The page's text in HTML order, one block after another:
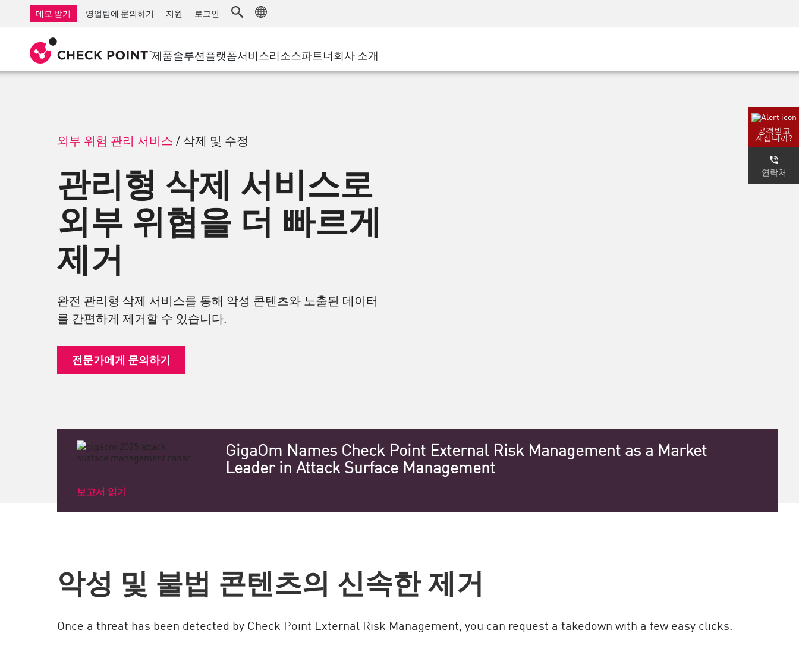
제품
중소기업을 위한 방화벽
산업용 방화벽
SD-WAN
원격 액세스 VPN
Agentic Network Security Orchestration
AI 기반 보안 관리
이메일 및 협업
모바일
엔드포인트
찾아보기
서비스형 소프트웨어(SaaS)
위협 인텔리전스
안전한 해결
ThreatCloud AI
Workforce AI Security
솔루션
AI Network Firewall
AI Runtime Protection
안티 랜섬웨어
IoT 보안 솔루션
보안 접근 서비스 에지(SASE)
Threat Hunting
통신사/서비스 제공업체
플랫폼서비스
탐지
응답
서비스형 관리 방화벽
지원 센터
전담 관리 서비스
리소스이벤트 및 웨비나
파트너Google Cloud Platform
회사 소개
데모 받기
영업팀에 문의하기 지원 로그인
외부 위험 관리 서비스 / 삭제 및 수정
관리형 삭제 서비스로
외부 위협을 더 빠르게
제거
완전 관리형 삭제 서비스를 통해 악성 콘텐츠와 노출된 데이터
를 간편하게 제거할 수 있습니다.
전문가에게 문의하기
GigaOm Names Check Point External Risk Management as a Market
Leader in Attack Surface Management
보고서 읽기
악성 및 불법 콘텐츠의 신속한 제거
Once a threat has been detected by Check Point External Risk Management, you can request a takedown with a few easy clicks.
공격받고
계십니까?
연락처